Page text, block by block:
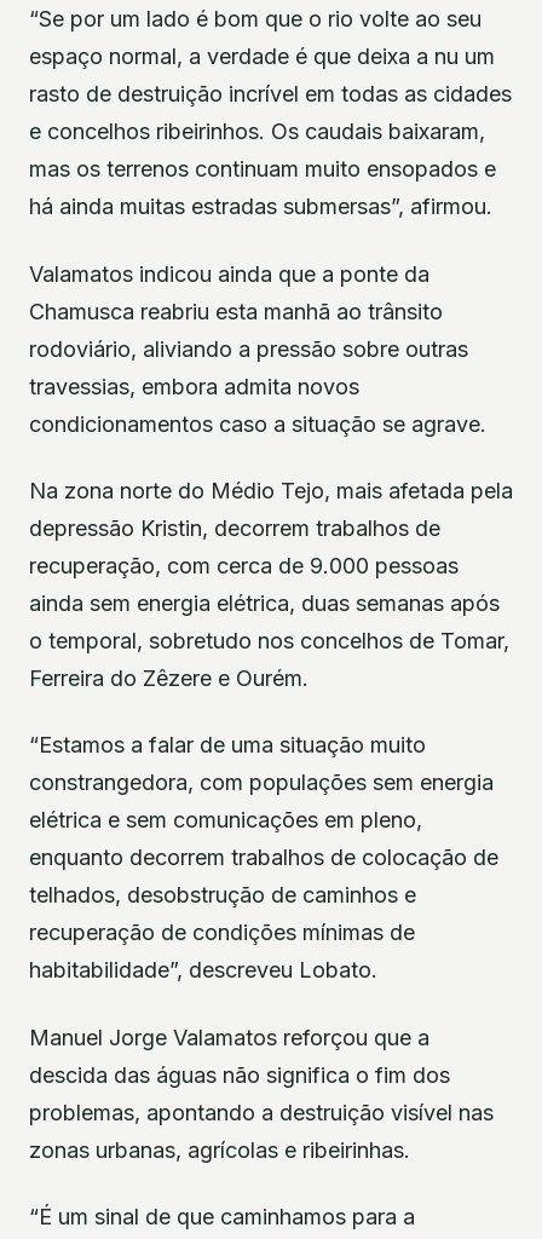
“Se por um lado é bom que o rio volte ao seu
espaço normal, a verdade é que deixa a nu um
rasto de destruição incrível em todas as cidades
e concelhos ribeirinhos. Os caudais baixaram,
mas os terrenos continuam muito ensopados e
há ainda muitas estradas submersas”, afirmou.
Valamatos indicou ainda que a ponte da
Chamusca reabriu esta manhã ao trânsito
rodoviário, aliviando a pressão sobre outras
travessias, embora admita novos
condicionamentos caso a situação se agrave.
Na zona norte do Médio Tejo, mais afetada pela
depressão Kristin, decorrem trabalhos de
recuperação, com cerca de 9.000 pessoas
ainda sem energia elétrica, duas semanas após
o temporal, sobretudo nos concelhos de Tomar,
Ferreira do Zêzere e Ourém.
“Estamos a falar de uma situação muito
constrangedora, com populações sem energia
elétrica e sem comunicações em pleno,
enquanto decorrem trabalhos de colocação de
telhados, desobstrução de caminhos e
recuperação de condições mínimas de
habitabilidade”, descreveu Lobato.
Manuel Jorge Valamatos reforçou que a
descida das águas não significa o fim dos
problemas, apontando a destruição visível nas
zonas urbanas, agrícolas e ribeirinhas.
“É um sinal de que caminhamos para a